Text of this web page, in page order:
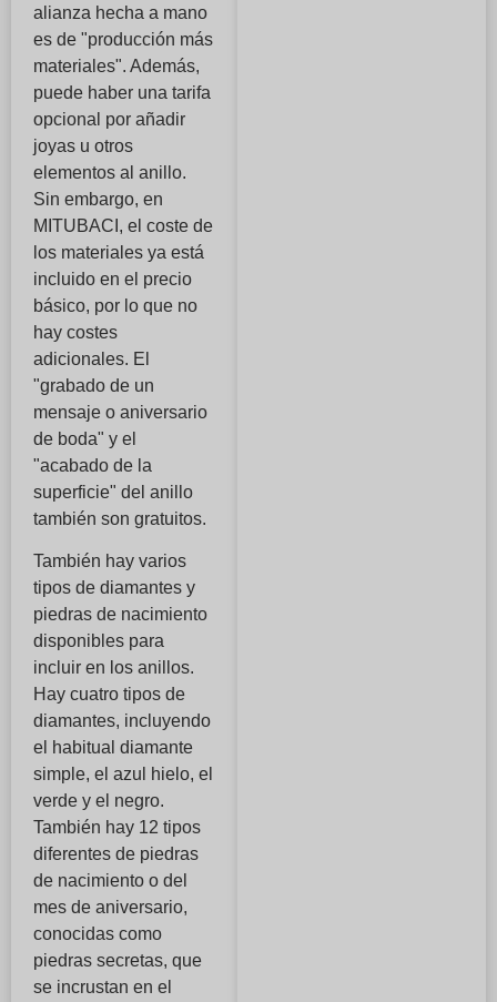
alianza hecha a mano
es de "producción más
materiales". Además,
puede haber una tarifa
opcional por añadir
joyas u otros
elementos al anillo.
Sin embargo, en
MITUBACI, el coste de
los materiales ya está
incluido en el precio
básico, por lo que no
hay costes
adicionales. El
"grabado de un
mensaje o aniversario
de boda" y el
"acabado de la
superficie" del anillo
también son gratuitos.
También hay varios
tipos de diamantes y
piedras de nacimiento
disponibles para
incluir en los anillos.
Hay cuatro tipos de
diamantes, incluyendo
el habitual diamante
simple, el azul hielo, el
verde y el negro.
También hay 12 tipos
diferentes de piedras
de nacimiento o del
mes de aniversario,
conocidas como
piedras secretas, que
se incrustan en el